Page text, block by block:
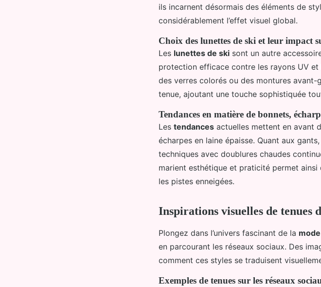
ils incarnent désormais des éléments de
considérablement l’effet visuel global.
Choix des lunettes de ski et leur impact
Les lunettes de ski sont un autre
protection efficace contre les rayons UV
des verres colorés ou des montures
tenue, ajoutant une touche sophistiquée
Tendances en matière de bonnets,
Les tendances actuelles mettent en avant
écharpes en laine épaisse. Quant aux
techniques avec doublures chaudes
marient esthétique et praticité permet ainsi
les pistes enneigées.
Inspirations visuelles de tenues
Plongez dans l’univers fascinant de la
en parcourant les réseaux sociaux. Des
comment ces styles se traduisent
Exemples de tenues sur les réseaux